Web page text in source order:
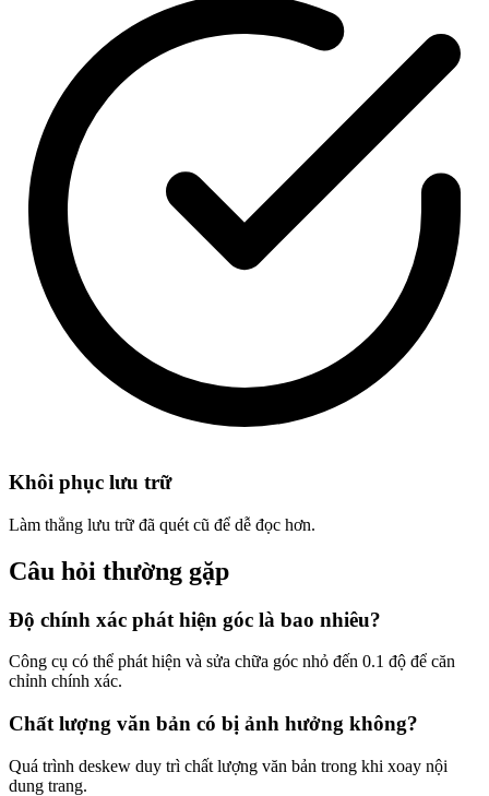
Khôi phục lưu trữ
Làm thẳng lưu trữ đã quét cũ để dễ đọc hơn.
Câu hỏi thường gặp
Độ chính xác phát hiện góc là bao nhiêu?
Công cụ có thể phát hiện và sửa chữa góc nhỏ đến 0.1 độ để căn
chỉnh chính xác.
Chất lượng văn bản có bị ảnh hưởng không?
Quá trình deskew duy trì chất lượng văn bản trong khi xoay nội
dung trang.